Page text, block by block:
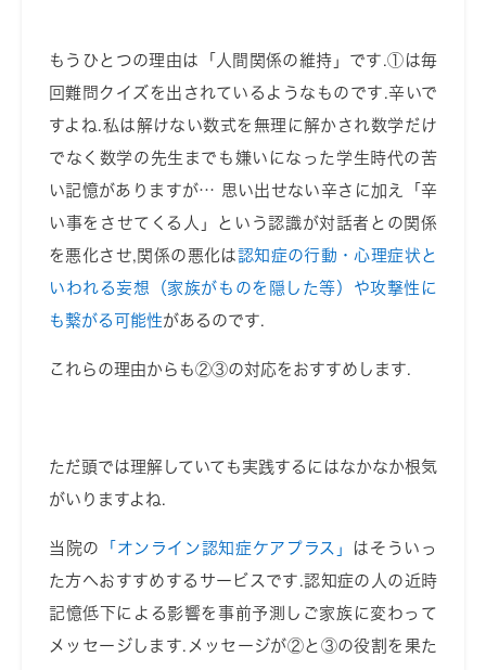
もうひとつの理由は「人間関係の維持」です .①は毎
回難問クイズを出されているようなものです .辛いで
すよね.私は解けない数式を無理に解かされ数学だけ
でなく数学の先生までも嫌いになった学生時代の苦
い記憶がありますが… 思い出せない辛さに加え「辛
い事をさせてくる人」という認識が対話者との関係
を悪化させ, 関係の悪化は認知症の行動・心理症状と
いわれる妄想（家族がものを隠した等）や攻撃性に
も繋がる可能性があるのです.
これらの理由からも②③の対応をおすすめします.
ただ頭では理解していても実践するにはなかなか根気
がいりますよね.
当院の 「オンライン認知症ケアプラス」
はそういっ
た方へおすすめするサービスです .認知症の人の近時
記憶低下による影響を事前予測しご家族に変わって
メッセージします. メッセージが②と③の役割を果た